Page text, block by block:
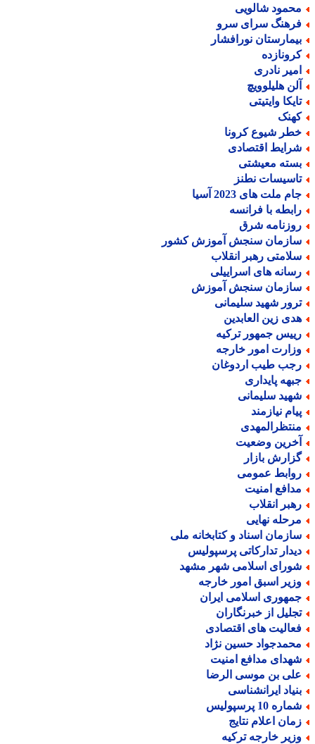
شالویی
سرای سرو
نورافشار
نادری
هلیلوویچ
وایتیتی
شیوع کرونا
اقتصادی
معیشتی
نطنز
ملت های 2023 آسیا
با فرانسه
شرق
سنجش آموزش کشور
رهبر انقلاب
های اسراییلی
سنجش آموزش
شهید سلیمانی
زین العابدین
جمهور ترکیه
امور خارجه
طیب اردوغان
پایداری
سلیمانی
نیازمند
وضعیت
بازار
عمومی
امنیت
انقلاب
نهایی
اسناد و کتابخانه ملی
تدارکاتی پرسپولیس
اسلامی شهر مشهد
اسبق امور خارجه
اسلامی ایران
از خبرنگاران
های اقتصادی
حسین نژاد
مدافع امنیت
بن موسی الرضا
ایرانشناسی
10 پرسپولیس
اعلام نتایج
خارجه ترکیه